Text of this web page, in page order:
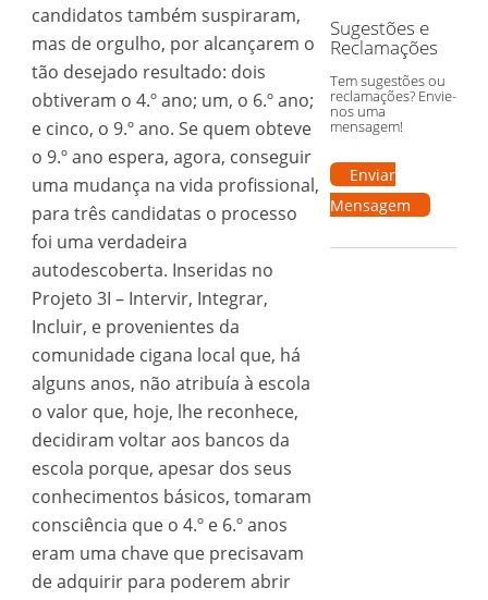
candidatos também suspiraram,
mas de orgulho, por alcançarem o
tão desejado resultado: dois
obtiveram o 4.º ano; um, o 6.º ano;
e cinco, o 9.º ano. Se quem obteve
o 9.º ano espera, agora, conseguir
uma mudança na vida profissional,
para três candidatas o processo
foi uma verdadeira
autodescoberta. Inseridas no
Projeto 3I – Intervir, Integrar,
Incluir, e provenientes da
comunidade cigana local que, há
alguns anos, não atribuía à escola
o valor que, hoje, lhe reconhece,
decidiram voltar aos bancos da
escola porque, apesar dos seus
conhecimentos básicos, tomaram
consciência que o 4.º e 6.º anos
eram uma chave que precisavam
de adquirir para poderem abrir
Sugestões e
Reclamações
Tem sugestões ou
reclamações? Envie-
nos uma
mensagem!
Enviar
Mensagem